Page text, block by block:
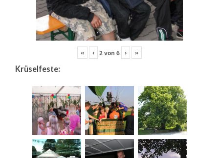
« ‹ 2von 6 › »
Krüselfeste: